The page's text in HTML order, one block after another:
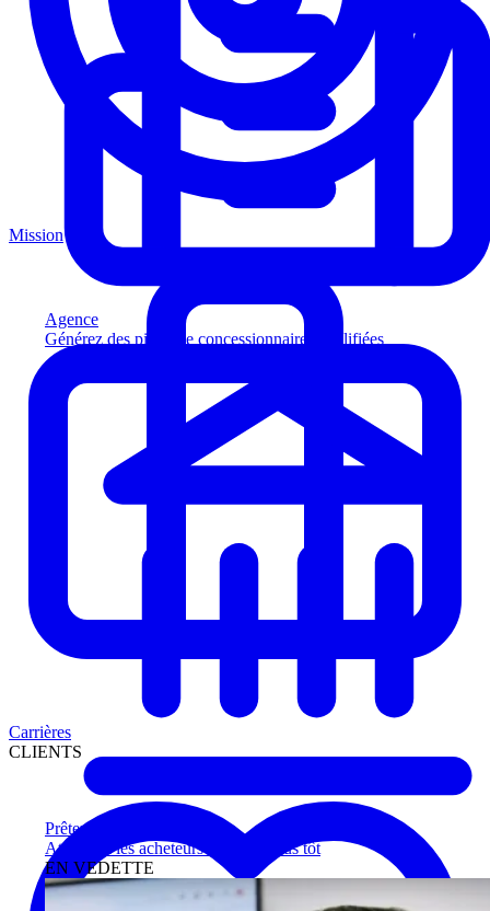
Agence
Générez des pistes de concessionnaires qualifiées
Prêteurs
Atteignez les acheteurs qualifiés plus tôt
EN VEDETTE
Mission
Carrières
CLIENTS